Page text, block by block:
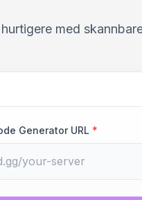
med
Generator URL *